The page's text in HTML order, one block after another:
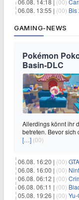
06.08. 14:18 | (00)
06.08. 13:55 | (00) Bis zu
GAMING-NEWS
Pokémon
Basin-DLC
Allerdings könnt ihr
betreten. Bevor sich
[…] (00)
06.08. 16:20 | (00) GTA
06.08. 16:00 | (00)
06.08. 06:12 | (00)
06.08. 06:11 | (00)
05.08. 19:26 | (00)